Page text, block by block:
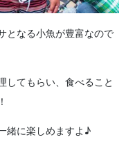
となる小魚が豊富なので
してもらい、食べること
緒に楽しめますよ♪